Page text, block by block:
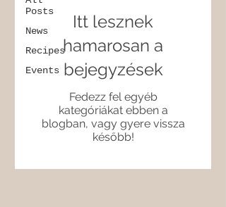
Posts
News
Recipes
Events
Itt lesznek
hamarosan a
bejegyzések
Fedezz fel egyéb
kategóriákat ebben a
blogban, vagy gyere vissza
később!